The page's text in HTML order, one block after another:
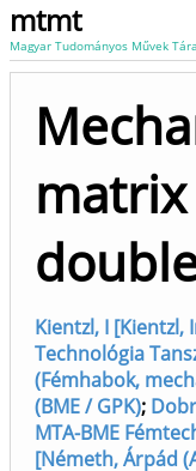
mtmt
Magyar Tudományos Művek Tára
Kientzl, I
Technológia
(Fémhabok,
(BME / GPK);
MTA-BME
[Németh, Árpád